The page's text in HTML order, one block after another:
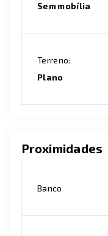
Sem mobília
Terreno:
Plano
Proximidades
Banco